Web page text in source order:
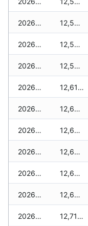
2026-03-11 12,560 zł
2026-03-10 12,560 zł
2026-03-09 12,570 zł
2026-03-08 12,610 zł
2026-03-07 12,620 zł
2026-03-06 12,660 zł
2026-03-05 12,640 zł
2026-03-04 12,640 zł
2026-03-03 12,640 zł
2026-03-02 12,710 zł